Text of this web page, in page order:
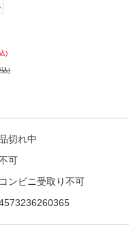
)
)
切れ中
可
コンビニ受取り不可